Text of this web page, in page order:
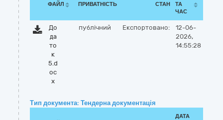
ФАЙЛ ПРИВАТНІСТЬ СТАН
ТА
ЧАС
До
да
то
к
5.d
oc
x
публічний Експортовано:
12-06-
2026,
14:55:28
Тип документа: Тендерна документація
ДАТА